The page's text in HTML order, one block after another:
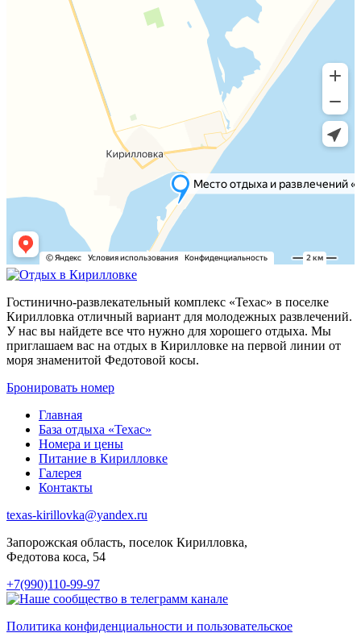
Гостинично-развлекательный комплекс «Техас» в поселке
Кирилловка отличный вариант для молодежных развлечений.
У нас вы найдете все что нужно для хорошего отдыха. Мы
приглашаем вас на отдых в Кирилловке на первой линии от
моря знаменитой Федотовой косы.
Бронировать номер
Главная
База отдыха «Техас»
Номера и цены
Питание в Кирилловке
Галерея
Контакты
texas-kirillovka@yandex.ru
Запорожская область, поселок Кирилловка,
Федотова коса, 54
+7(990)110-99-97
Политика конфиденциальности и пользовательское